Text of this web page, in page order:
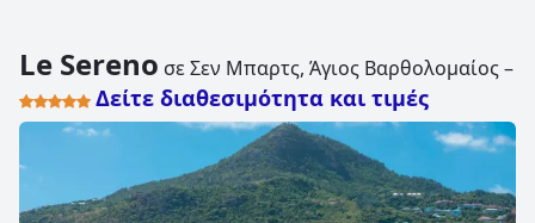
Le Sereno σε Σεν Μπαρτς, Άγιος Βαρθολομαίος –
Δείτε διαθεσιμότητα και τιμές